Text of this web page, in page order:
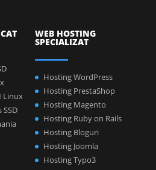
Linux
WEB HOSTING
SPECIALIZAT
Hosting WordPress
Hosting PrestaShop
Hosting Magento
Hosting Ruby on Rails
Hosting Bloguri
Hosting Joomla
Hosting Typo3